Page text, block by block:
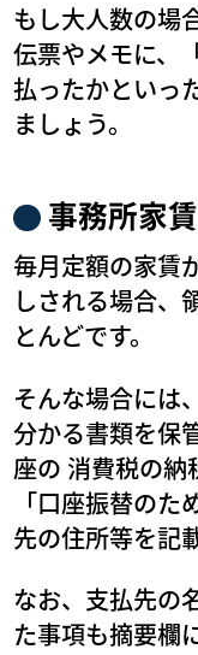
もし大人数の場
伝票やメモに、
払ったかといっ
ましょう。
事務所家賃
毎月定額の家賃
しされる場合、
とんどです。
そんな場合には
分かる書類を保
座の 消費税の納
「口座振替の
先の住所等を記
なお、支払先
た事項も摘要欄